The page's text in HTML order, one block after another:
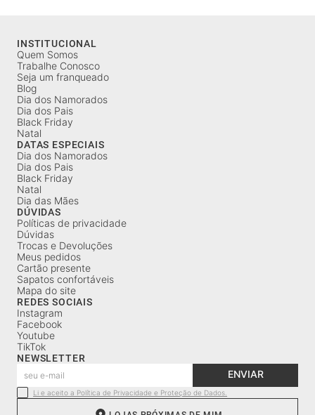
INSTITUCIONAL
Quem Somos
Trabalhe Conosco
Seja um franqueado
Blog
Dia dos Namorados
Dia dos Pais
Black Friday
Natal
DATAS ESPECIAIS
Dia dos Namorados
Dia dos Pais
Black Friday
Natal
Dia das Mães
DÚVIDAS
Políticas de privacidade
Dúvidas
Trocas e Devoluções
Meus pedidos
Cartão presente
Sapatos confortáveis
Mapa do site
REDES SOCIAIS
Instagram
Facebook
Youtube
TikTok
NEWSLETTER
ENVIAR
Li e aceito a Política de Privacidade e Proteção de Dados.